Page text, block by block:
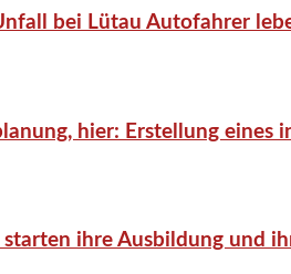
bei Lütau Autofahrer
hier: Erstellung eines
ihre Ausbildung und